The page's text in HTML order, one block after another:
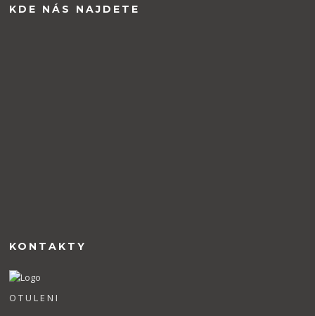
KDE NÁS NAJDETE
KONTAKTY
O T U L E N I